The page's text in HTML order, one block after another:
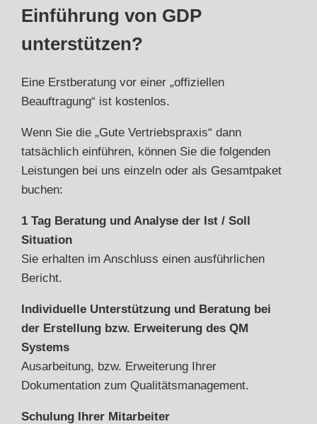
Einführung von GDP
unterstützen?
Eine Erstberatung vor einer „offiziellen
Beauftragung“ ist kostenlos.
Wenn Sie die „Gute Vertriebspraxis“ dann
tatsächlich einführen, können Sie die folgenden
Leistungen bei uns einzeln oder als Gesamtpaket
buchen:
1 Tag Beratung und Analyse der Ist / Soll
Situation
Sie erhalten im Anschluss einen ausführlichen
Bericht.
Individuelle Unterstützung und Beratung bei
der Erstellung bzw. Erweiterung des QM
Systems
Ausarbeitung, bzw. Erweiterung Ihrer
Dokumentation zum Qualitätsmanagement.
Schulung Ihrer Mitarbeiter